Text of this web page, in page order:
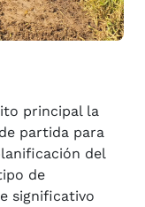
principal la
partida para
del
de
significativo